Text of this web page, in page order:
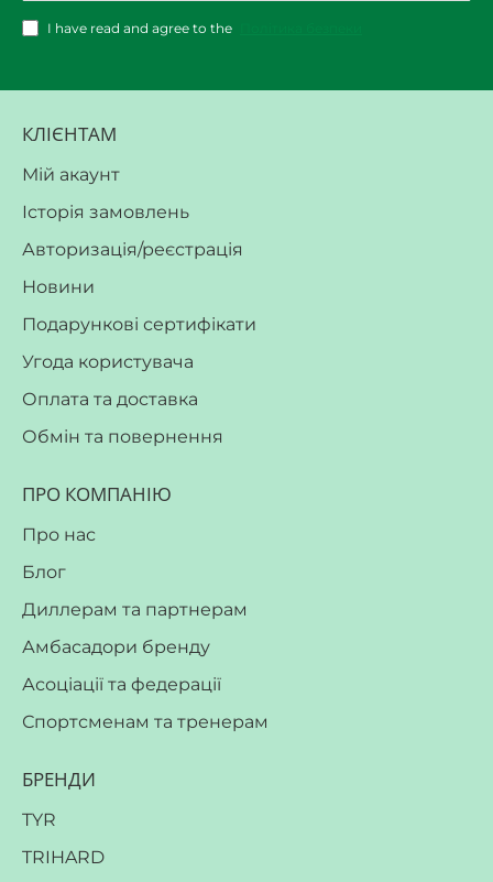
I have read and agree to the
КЛІЄНТАМ
Мій акаунт
Історія замовлень
Авторизація/реєстрація
Новини
Подарункові сертифікати
Угода користувача
Оплата та доставка
Обмін та повернення
ПРО КОМПАНІЮ
Про нас
Блог
Диллерам та партнерам
Амбасадори бренду
Асоціації та федерації
Спортсменам та тренерам
БРЕНДИ
TYR
TRIHARD